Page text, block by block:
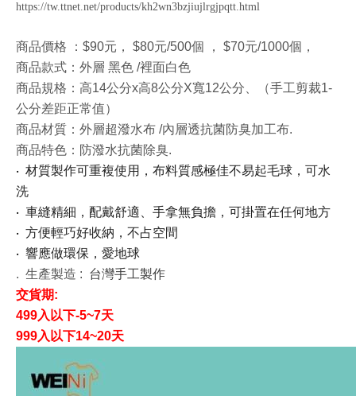
https://tw.ttnet.net/products/kh2wn3bzjiujlrgjpqtt.html
商品價格 ：$90元， $80元/500個 ， $70元/1000個，
商品款式：外層 黑色 /裡面白色
商品規格：高14公分x高8公分X寬12公分、（手工剪裁1-
公分差距正常值）
商品材質：外層超潑水布 /內層透抗菌防臭加工布.
商品特色：防潑水抗菌除臭.
‧ 材質製作可重複使用，布料質感極佳不易起毛球，可水
洗
‧ 車縫精細 ，配戴舒適、 手拿無負擔， 可掛置在任何地方
‧ 方便輕巧好收納，不占空間
‧ 響應做環保，愛地球
. 生產製造 : 台灣手工製作
交貨期:
499入以下-5~7天
999入以下14~20天